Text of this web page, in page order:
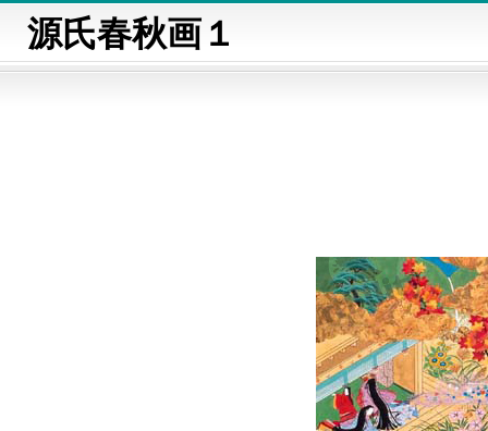
源氏春秋画１